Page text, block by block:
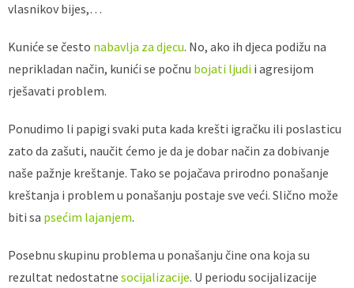
vlasnikov bijes,…
Kuniće se često nabavlja za djecu. No, ako ih djeca podižu na
neprikladan način, kunići se počnu bojati ljudi i agresijom
rješavati problem.
Ponudimo li papigi svaki puta kada krešti igračku ili poslasticu
zato da zašuti, naučit ćemo je da je dobar način za dobivanje
naše pažnje kreštanje. Tako se pojačava prirodno ponašanje
kreštanja i problem u ponašanju postaje sve veći. Slično može
biti sa psećim lajanjem.
Posebnu skupinu problema u ponašanju čine ona koja su
rezultat nedostatne socijalizacije. U periodu socijalizacije